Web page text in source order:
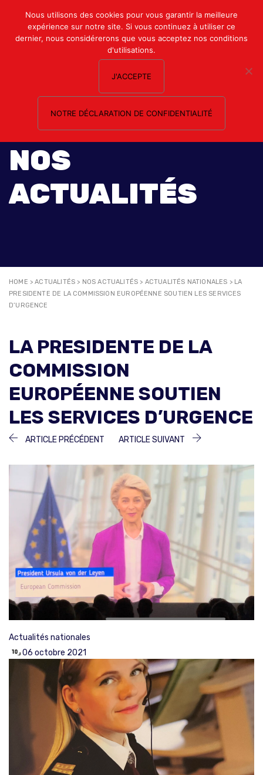
Mon compte
Nous contacter
NOS
ACTUALITÉS
HOME >ACTUALITÉS > NOS ACTUALITÉS > ACTUALITÉS NATIONALES > LA
PRESIDENTE DE LA COMMISSION EUROPÉENNE SOUTIEN LES SERVICES
D’URGENCE
LA PRESIDENTE DE LA
COMMISSION
EUROPÉENNE SOUTIEN
LES SERVICES D’URGENCE
NAVIGATION
L’ARTICLE
ARTICLE PRÉCÉDENT ARTICLE
ARTICLE SUIVANT
ARTICLE
Actualités nationales
06 octobre 2021
Nous utilisons des cookies pour vous garantir la meilleure
expérience sur notre site. Si vous continuez à utiliser ce
dernier, nous considérerons que vous acceptez nos conditions
d'utilisations.
J'ACCEPTE
NOTRE DÉCLARATION DE CONFIDENTIALITÉ